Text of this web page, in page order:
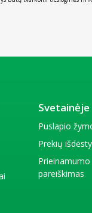
Svetainėje
Puslapio
Prekių
Prieinamumo
pareiškimas